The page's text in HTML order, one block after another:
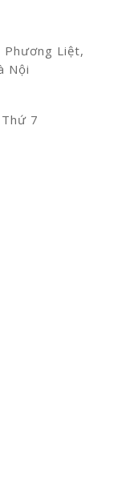
Phương Liệt,
Nội
7